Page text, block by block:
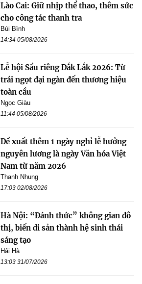
Lào Cai: Giữ nhịp thể thao, thêm sức
cho công tác thanh tra
Bùi Bình
14:34 05/08/2026
Lễ hội Sầu riêng Đắk Lắk 2026: Từ
trái ngọt đại ngàn đến thương hiệu
toàn cầu
Ngọc Giàu
11:44 05/08/2026
Đề xuất thêm 1 ngày nghỉ lễ hưởng
nguyên lương là ngày Văn hóa Việt
Nam từ năm 2026
Thanh Nhung
17:03 02/08/2026
Hà Nội: “Đánh thức” không gian đô
thị, biến di sản thành hệ sinh thái
sáng tạo
Hải Hà
13:03 31/07/2026